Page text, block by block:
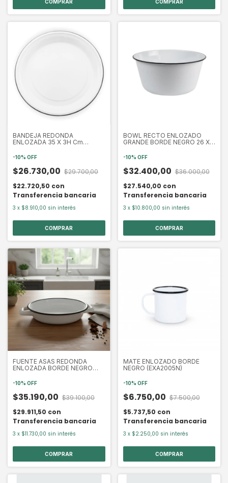
BANDEJA REDONDA
ENLOZADA 35 X 3H Cm
-10% OFF
$26.730,00 $29.700,00
$22.720,50 con
Transferencia bancaria
3 x $8.910,00 sin interés
BOWL RECTO ENLOZADO
GRANDE BORDE NEGRO 26 X
-10% OFF
$32.400,00 $36.000,00
$27.540,00 con
Transferencia bancaria
3 x $10.800,00 sin interés
FUENTE ASAS REDONDA
ENLOZADA BORDE NEGRO
-10% OFF
$35.190,00 $39.100,00
$29.911,50 con
Transferencia bancaria
3 x $11.730,00 sin interés
MATE ENLOZADO BORDE
NEGRO (EXA2005N)
-10% OFF
$6.750,00 $7.500,00
$5.737,50 con
Transferencia bancaria
3 x $2.250,00 sin interés